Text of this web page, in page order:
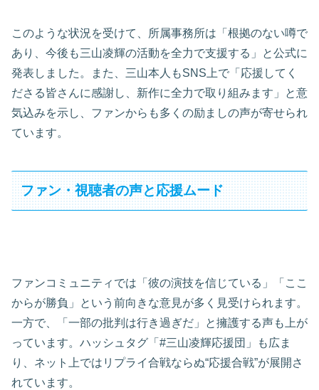
このような状況を受けて、所属事務所は「根拠のない噂で
あり、今後も三山凌輝の活動を全力で支援する」と公式に
発表しました。また、三山本人もSNS上で「応援してく
ださる皆さんに感謝し、新作に全力で取り組みます」と意
気込みを示し、ファンからも多くの励ましの声が寄せられ
ています。
ファン・視聴者の声と応援ムード
ファンコミュニティでは「彼の演技を信じている」「ここ
からが勝負」という前向きな意見が多く見受けられます。
一方で、「一部の批判は行き過ぎだ」と擁護する声も上が
っています。ハッシュタグ「#三山凌輝応援団」も広ま
り、ネット上ではリプライ合戦ならぬ“応援合戦”が展開さ
れています。